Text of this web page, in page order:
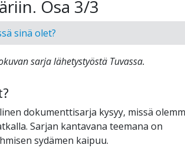
Osa 3/3
sinä olet?
sarja lähetystyöstä Tuvassa.
dokumenttisarja kysyy, missä
Sarjan kantavana teemana on
sydämen kaipuu.